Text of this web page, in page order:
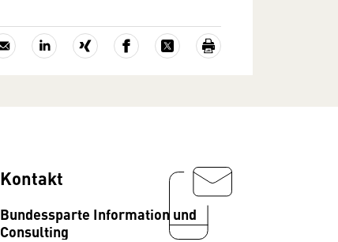
Kontakt
Bundessparte Information und
Consulting